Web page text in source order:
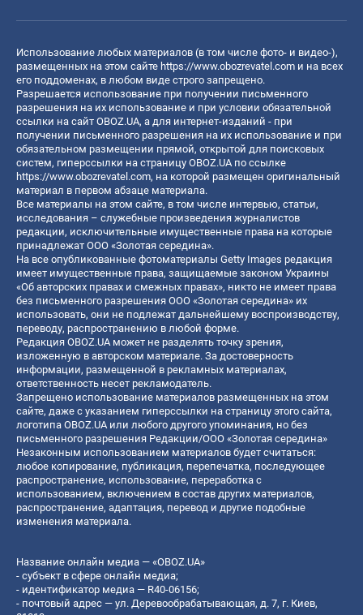
Использование любых материалов (в том числе фото- и видео-),
размещенных на этом сайте https://www.obozrevatel.com и на всех
его поддоменах, в любом виде строго запрещено.
Разрешается использование при получении письменного
разрешения на их использование и при условии обязательной
ссылки на сайт OBOZ.UA, а для интернет-изданий - при
получении письменного разрешения на их использование и при
обязательном размещении прямой, открытой для поисковых
систем, гиперссылки на страницу OBOZ.UA по ссылке
https://www.obozrevatel.com, на которой размещен оригинальный
материал в первом абзаце материала.
Все материалы на этом сайте, в том числе интервью, статьи,
исследования – служебные произведения журналистов
редакции, исключительные имущественные права на которые
принадлежат ООО «Золотая середина».
На все опубликованные фотоматериалы Getty Images редакция
имеет имущественные права, защищаемые законом Украины
«Об авторских правах и смежных правах», никто не имеет права
без письменного разрешения ООО «Золотая середина» их
использовать, они не подлежат дальнейшему воспроизводству,
переводу, распространению в любой форме.
Редакция OBOZ.UA может не разделять точку зрения,
изложенную в авторском материале. За достоверность
информации, размещенной в рекламных материалах,
ответственность несет рекламодатель.
Запрещено использование материалов размещенных на этом
сайте, даже с указанием гиперссылки на страницу этого сайта,
логотипа OBOZ.UA или любого другого упоминания, но без
письменного разрешения Редакции/ООО «Золотая середина»
Незаконным использованием материалов будет считаться:
любое копирование, публикация, перепечатка, последующее
распространение, использование, переработка с
использованием, включением в состав других материалов,
распространение, адаптация, перевод и другие подобные
изменения материала.
Название онлайн медиа — «OBOZ.UA»
- субъект в сфере онлайн медиа;
- идентификатор медиа — R40-06156;
- почтовый адрес — ул. Деревообрабатывающая, д. 7, г. Киев,